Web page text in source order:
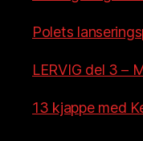
Polets
LERVIG del 3 –
13 kjappe med